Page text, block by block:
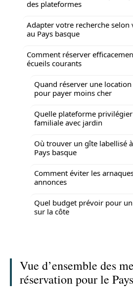
des plateformes
Adapter votre recherche
au Pays basque
Comment réserver
écueils courants
Quand réserver une location
pour payer moins cher
Quelle plateforme
familiale avec jardin
Où trouver un gîte labellisé
Pays basque
Comment éviter les
annonces
Quel budget prévoir pour
sur la côte
Vue d’ensemble des
réservation pour le